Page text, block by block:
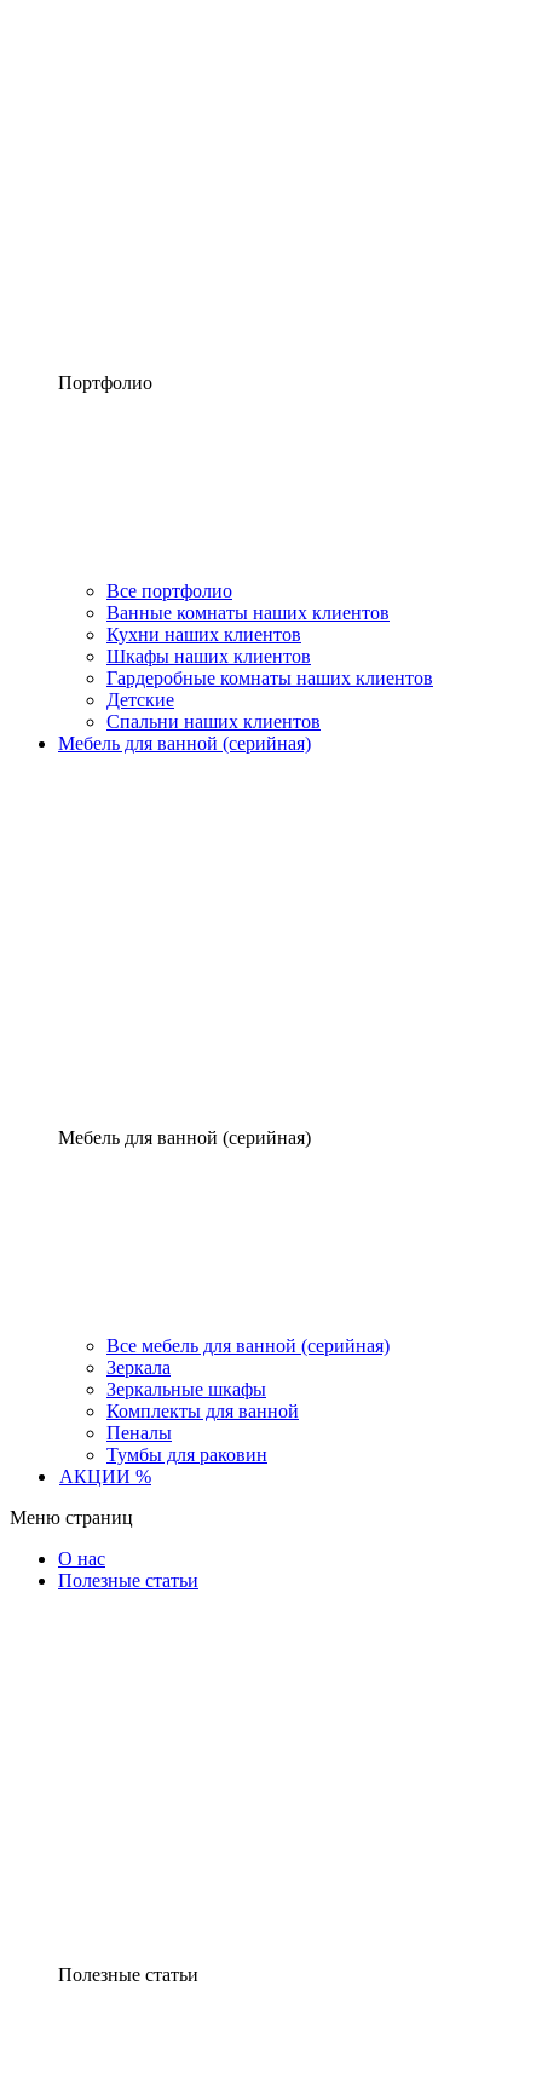
Портфолио
Все портфолио
Ванные комнаты наших клиентов
Кухни наших клиентов
Шкафы наших клиентов
Гардеробные комнаты наших клиентов
Детские
Спальни наших клиентов
Мебель для ванной (серийная)
Мебель для ванной (серийная)
Все мебель для ванной (серийная)
Зеркала
Зеркальные шкафы
Комплекты для ванной
Пеналы
Тумбы для раковин
АКЦИИ %
Меню страниц
О нас
Полезные статьи
Полезные статьи